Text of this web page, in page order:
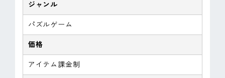
ジャンル
パズルゲーム
価格
アイテム課金制